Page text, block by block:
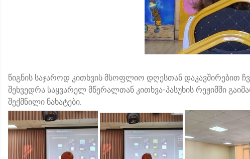
წიგნის საჯაროდ კითხვის მსოფლიო დღესთან დაკავშირებით
შეხვედრა საყვარელ მწერალთან კითხვა-პასუხის რეჟიმში
შექმნილი ნახატები.